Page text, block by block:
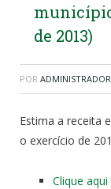
de 2013)
POR ADMINISTRADOR
Estima a receita
o exercício de
Clique